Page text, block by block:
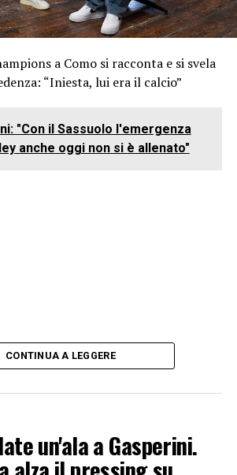
a Como si racconta e si svela
“Iniesta, lui era il calcio”
"Con il Sassuolo l'emergenza
anche oggi non si è allenato"
CONTINUA A LEGGERE
un'ala a Gasperini.